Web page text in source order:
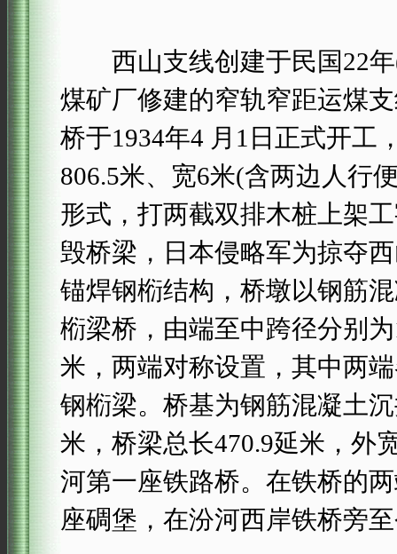
西山支线创建于民国22年
煤矿厂修建的窄轨窄距运煤
桥于1934年4 月1日正式开工
806.5米、宽6米(含两边人行
形式，打两截双排木桩上架
毁桥梁，日本侵略军为掠夺
锚焊钢椼结构，桥墩以钢筋
椼梁桥，由端至中跨径分别
米，两端对称设置，其中两
钢椼梁。桥基为钢筋混凝土
米，桥梁总长470.9延米，外
河第一座铁路桥。在铁桥的
座碉堡，在汾河西岸铁桥旁